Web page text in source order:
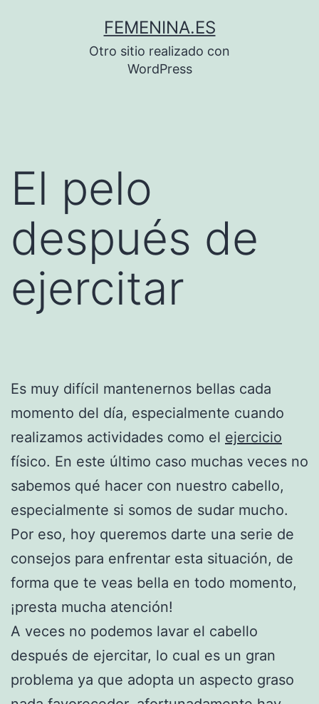
FEMENINA.ES
Otro sitio realizado con
WordPress
El pelo
después de
ejercitar
Es muy difícil mantenernos bellas cada
momento del día, especialmente cuando
realizamos actividades como el ejercicio
físico. En este último caso muchas veces no
sabemos qué hacer con nuestro cabello,
especialmente si somos de sudar mucho.
Por eso, hoy queremos darte una serie de
consejos para enfrentar esta situación, de
forma que te veas bella en todo momento,
¡presta mucha atención!
A veces no podemos lavar el cabello
después de ejercitar, lo cual es un gran
problema ya que adopta un aspecto graso